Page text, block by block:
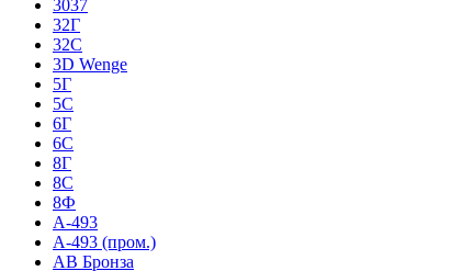
3037
32Г
32С
3D Wenge
5Г
5С
6Г
6С
8Г
8С
8Ф
A-493
A-493 (пром.)
AB Бронза